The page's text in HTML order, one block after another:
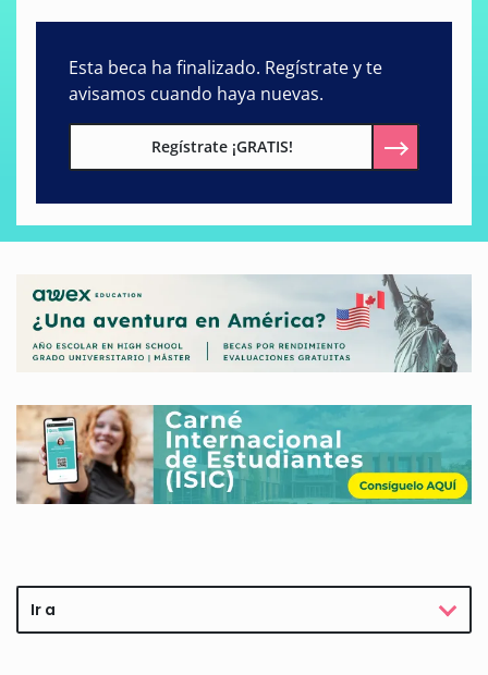
Esta beca ha finalizado. Regístrate y te
avisamos cuando haya nuevas.
Regístrate ¡GRATIS!
Ir a